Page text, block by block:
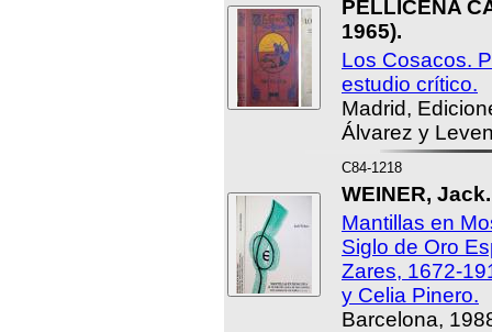
PELLICENA
1965).
Los Cosacos.
estudio crítico.
Madrid,
Álvarez y
C84-1218
WEINER, Jack.
Mantillas en
Siglo de Oro
Zares, 1672-
y Celia Pinero.
Barcelona,